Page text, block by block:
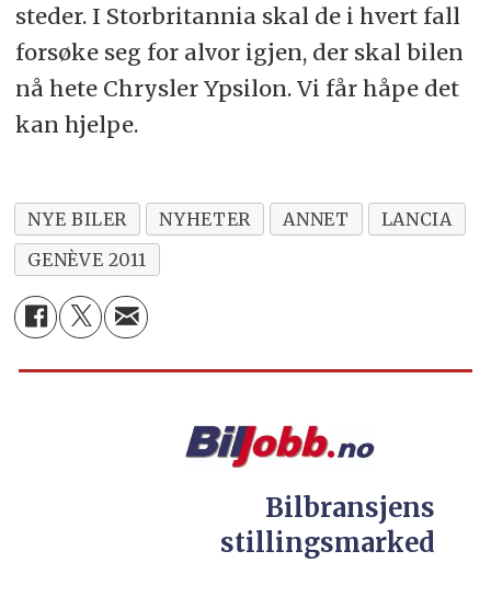
steder. I Storbritannia skal de i hvert fall
forsøke seg for alvor igjen, der skal bilen
nå hete Chrysler Ypsilon. Vi får håpe det
kan hjelpe.
NYE BILER NYHETER ANNET
LANCIA
GENÈVE 2011
Bilbransjens
stillingsmarked